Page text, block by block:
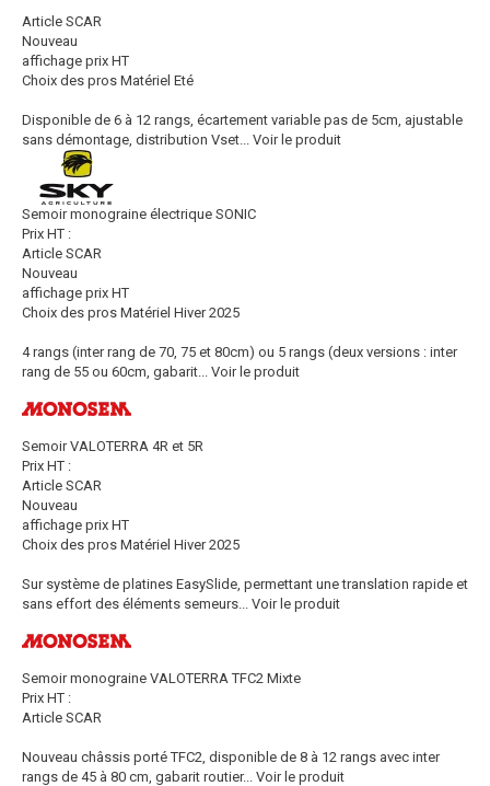
Article SCAR
Nouveau
affichage prix HT
Choix des pros Matériel Eté
Disponible de 6 à 12 rangs, écartement variable pas de 5cm, ajustable
sans démontage, distribution Vset...
Voir le produit
Semoir monograine électrique SONIC
Prix HT :
Article SCAR
Nouveau
affichage prix HT
Choix des pros Matériel Hiver 2025
4 rangs (inter rang de 70, 75 et 80cm) ou 5 rangs (deux versions : inter
rang de 55 ou 60cm, gabarit...
Voir le produit
Semoir VALOTERRA 4R et 5R
Prix HT :
Article SCAR
Nouveau
affichage prix HT
Choix des pros Matériel Hiver 2025
Sur système de platines EasySlide, permettant une translation rapide et
sans effort des éléments semeurs...
Voir le produit
Semoir monograine VALOTERRA TFC2 Mixte
Prix HT :
Article SCAR
Nouveau châssis porté TFC2, disponible de 8 à 12 rangs avec inter
rangs de 45 à 80 cm, gabarit routier...
Voir le produit